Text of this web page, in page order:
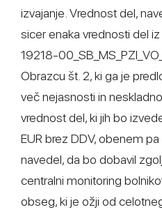
izvajanje. Vrednost del,
sicer enaka vrednosti del
19218-
Obrazcu št. 2, ki ga je
več nejasnosti in
vrednost del, ki jih bo
EUR brez DDV, obenem
navedel, da bo dobavil
centralni monitoring
obseg, ki je ožji od